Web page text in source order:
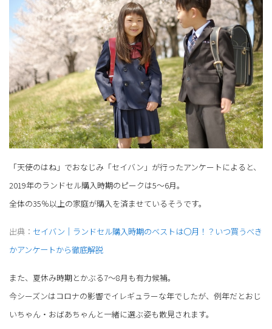
「天使のはね」でおなじみ「セイバン」が行ったアンケートによると、
2019年のランドセル購入時期のピークは5～6月。
全体の35％以上の家庭が購入を済ませているそうです。
出典： セイバン｜ランドセル購入時期のベストは〇月！？いつ買うべき
かアンケートから徹底解説
また、夏休み時期とかぶる7～8月も有力候補。
今シーズンはコロナの影響でイレギュラーな年でしたが、例年だとおじ
いちゃん・おばあちゃんと一緒に選ぶ姿も散見されます。